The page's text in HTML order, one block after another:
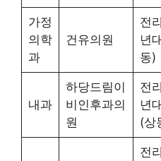
가정
의학
과
건유의원
전
년
동)
내과
하당드림이
비인후과의
원
전
년
(상
전